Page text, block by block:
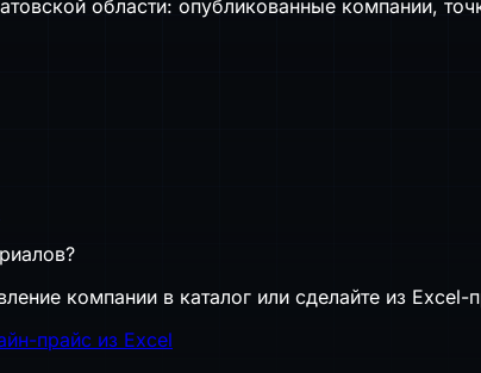
области: опубликованные компании,
компании в каталог или сделайте из
прайс из Excel